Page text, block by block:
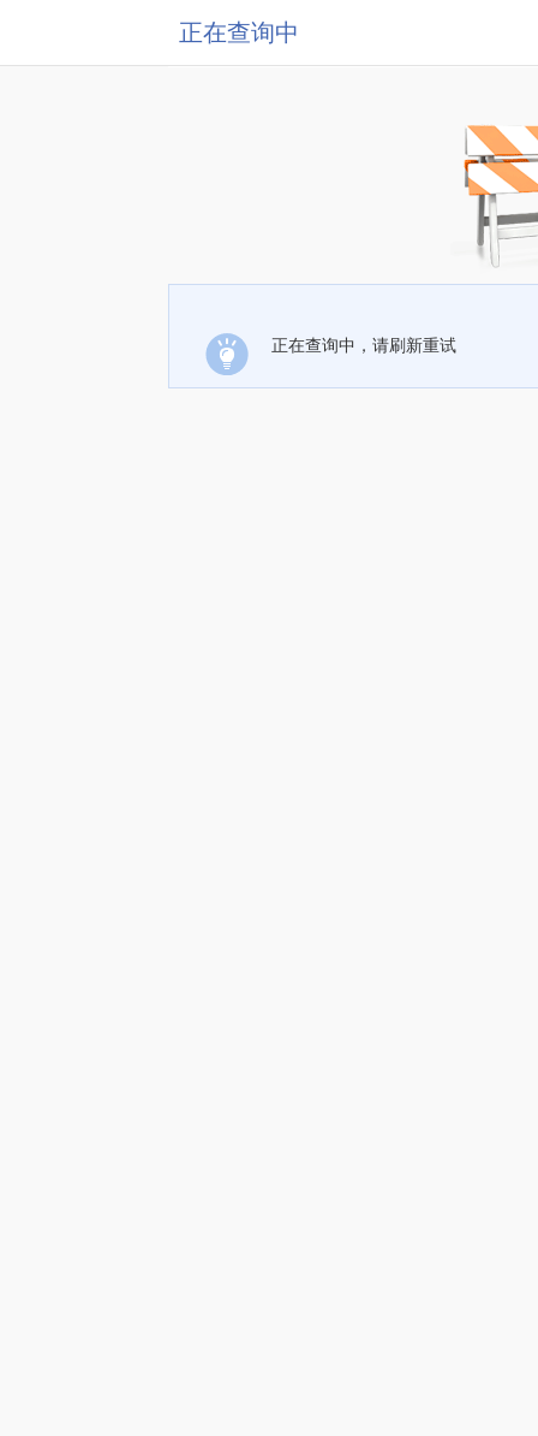
正在查询中
正在查询中，请刷新重试